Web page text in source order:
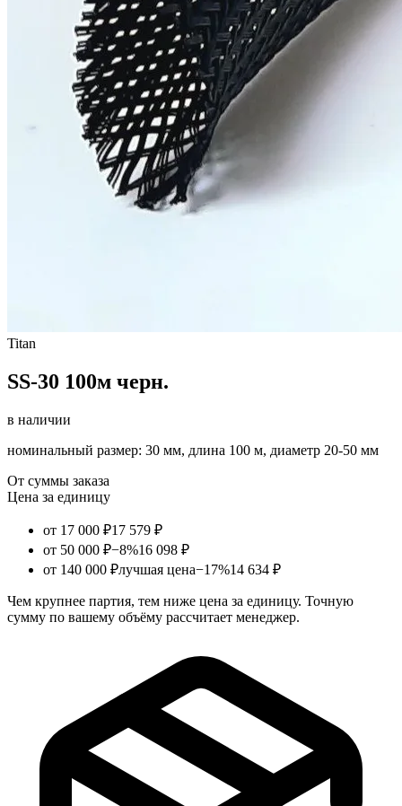
Titan
SS-30 100м черн.
в наличии
номинальный размер: 30 мм, длина 100 м, диаметр 20-50 мм
От суммы заказа
Цена за единицу
от 17 000 ₽17 579 ₽
от 50 000 ₽−8%16 098 ₽
от 140 000 ₽лучшая цена−17%14 634 ₽
Чем крупнее партия, тем ниже цена за единицу. Точную
сумму по вашему объёму рассчитает менеджер.